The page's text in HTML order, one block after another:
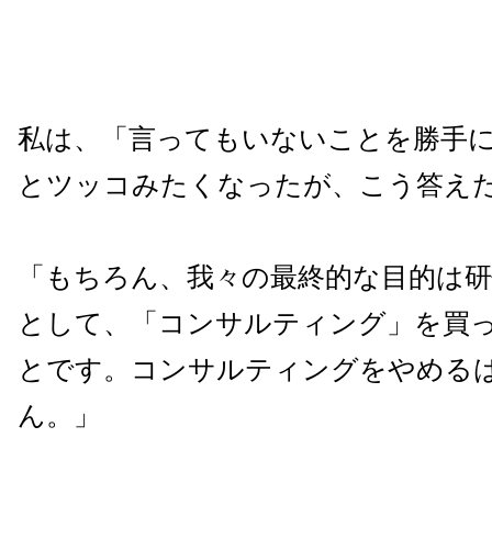
私は、「言ってもいないことを勝手
とツッコみたくなったが、こう答え
「もちろん、我々の最終的な目的は
として、「コンサルティング」を買
とです。コンサルティングをやめる
ん。」